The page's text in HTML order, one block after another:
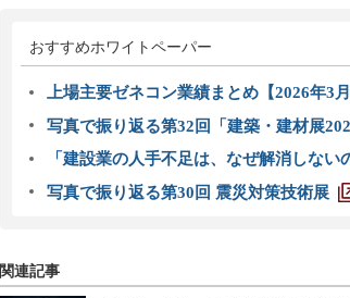
おすすめホワイトペーパー
上場主要ゼネコン業績まとめ【2026年3
写真で振り返る第32回「建築・建材展
「建設業の人手不足は、なぜ解消しな
写真で振り返る第30回 震災対策技術展
関連記事